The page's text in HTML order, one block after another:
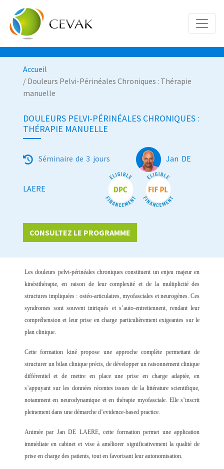
Accueil
/ Douleurs Pelvi-Périnéales Chroniques : Thérapie
manuelle
DOULEURS PELVI-PÉRINÉALES CHRONIQUES :
THÉRAPIE MANUELLE
Séminaire de 3 jours Jan DE
LAERE
CONSULTEZ LE PROGRAMME
Les douleurs pelvi-périnéales chroniques constituent un enjeu majeur en
kinésithérapie, en raison de leur complexité et de la multiplicité des
structures impliquées : ostéo-articulaires, myofasciales et neurogènes. Ces
syndromes sont souvent intriqués et s’auto-entretiennent, rendant leur
compréhension et leur prise en charge particulièrement exigeantes sur le
plan clinique.
Cette formation kiné propose une approche complète permettant de
structurer un bilan clinique précis, de développer unraisonnement clinique
différentielet de mettre en place uneprise en charge adaptée, en
s’appuyant sur les données récentes issues de la littérature scientifique,
notamment en neurodynamique et en thérapie myofasciale. Elle s’inscrit
pleinement dans une démarche d’evidence-based practice.
Animée par Jan DE LAERE, cette formation permet une application
immédiate en cabinet et vise à améliorer significativement la qualité de
prise en charge des patients, tout en favorisant leur autonomisation.